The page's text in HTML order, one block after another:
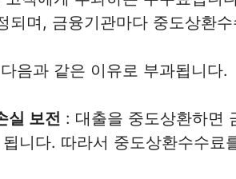
되며, 금융기관마다 중도상환
음과 같은 이유로 부과됩니다.
실 보전 : 대출을 중도상환하면
니다. 따라서 중도상환수수료